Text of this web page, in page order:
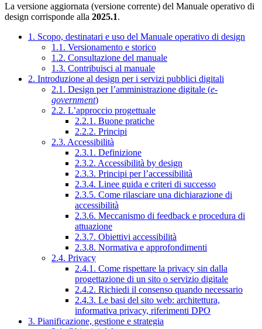
La versione aggiornata (versione corrente) del Manuale operativo di
design corrisponde alla 2025.1.
1. Scopo, destinatari e uso del Manuale operativo di design
1.1. Versionamento e storico
1.2. Consultazione del manuale
1.3. Contribuisci al manuale
2. Introduzione al design per i servizi pubblici digitali
2.1. Design per l’amministrazione digitale (e-
government)
2.2. L’approccio progettuale
2.2.1. Buone pratiche
2.2.2. Principi
2.3. Accessibilità
2.3.1. Definizione
2.3.2. Accessibilità by design
2.3.3. Principi per l’accessibilità
2.3.4. Linee guida e criteri di successo
2.3.5. Come rilasciare una dichiarazione di
accessibilità
2.3.6. Meccanismo di feedback e procedura di
attuazione
2.3.7. Obiettivi accessibilità
2.3.8. Normativa e approfondimenti
2.4. Privacy
2.4.1. Come rispettare la privacy sin dalla
progettazione di un sito o servizio digitale
2.4.2. Richiedi il consenso quando necessario
2.4.3. Le basi del sito web: architettura,
informativa privacy, riferimenti DPO
3. Pianificazione, gestione e strategia